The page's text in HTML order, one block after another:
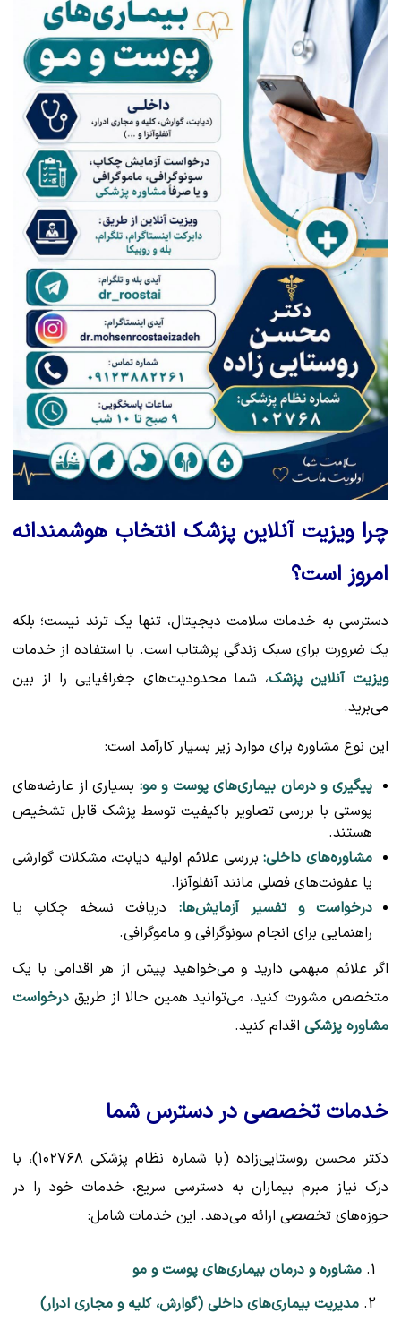
چرا ویزیت آنلاین پزشک انتخاب هوشمندانه
امروز است؟
دسترسی به خدمات سلامت دیجیتال، تنها یک ترند نیست؛ بلکه
یک ضرورت برای سبک زندگی پرشتاب است. با استفاده از خدمات
ویزیت آنلاین پزشک، شما محدودیت‌های جغرافیایی را از بین
می‌برید.
این نوع مشاوره برای موارد زیر بسیار کارآمد است:
پیگیری و درمان بیماری‌های پوست و مو: بسیاری از عارضه‌های
پوستی با بررسی تصاویر باکیفیت توسط پزشک قابل تشخیص
هستند.
مشاوره‌های داخلی:بررسی علائم اولیه دیابت، مشکلات گوارشی
یا عفونت‌های فصلی مانند آنفلوآنزا.
درخواست و تفسیر آزمایش‌ها: دریافت نسخه چکاپ یا
راهنمایی برای انجام سونوگرافی و ماموگرافی.
اگر علائم مبهمی دارید و می‌خواهید پیش از هر اقدامی با یک
متخصص مشورت کنید، می‌توانید همین حالا از طریق درخواست
مشاوره پزشکی اقدام کنید.
خدمات تخصصی در دسترس شما
دکتر محسن روستایی‌زاده (با شماره نظام پزشکی ۱۰۲۷۶۸)، با
درک نیاز مبرم بیماران به دسترسی سریع، خدمات خود را در
حوزه‌های تخصصی ارائه می‌دهد. این خدمات شامل:
مشاوره و درمان بیماری‌های پوست و مو
مدیریت بیماری‌های داخلی (گوارش، کلیه و مجاری ادرار)